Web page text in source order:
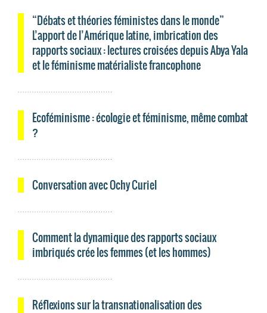
“Débats et théories féministes dans le monde”
L’apport de l’Amérique latine, imbrication des
rapports sociaux : lectures croisées depuis Abya Yala
et le féminisme matérialiste francophone
Ecoféminisme : écologie et féminisme, même combat
?
Conversation avec Ochy Curiel
Comment la dynamique des rapports sociaux
imbriqués crée les femmes (et les hommes)
Réflexions sur la transnationalisation des